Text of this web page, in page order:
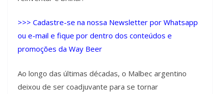
>>> Cadastre-se na nossa Newsletter por Whatsapp
ou e-mail e fique por dentro dos conteúdos e
promoções da Way Beer
Ao longo das últimas décadas, o Malbec argentino
deixou de ser coadjuvante para se tornar